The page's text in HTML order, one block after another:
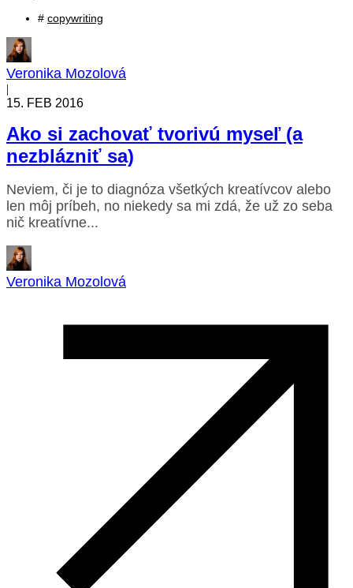
# copywriting
Veronika Mozolová
|
15. FEB 2016
Ako si zachovať tvorivú myseľ (a
nezblázniť sa)
Neviem, či je to diagnóza všetkých kreatívcov alebo
len môj príbeh, no niekedy sa mi zdá, že už zo seba
nič kreatívne...
Veronika Mozolová